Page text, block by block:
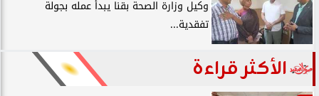
وكيل وزارة الصحة بقنا يبدأ عمله بجولة
تفقدية...
الأكثر قراءة